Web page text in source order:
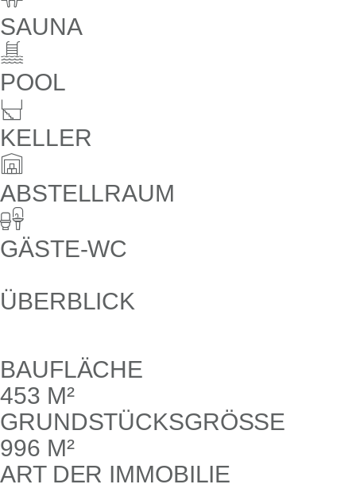
SAUNA
POOL
KELLER
ABSTELLRAUM
GÄSTE-WC
ÜBERBLICK
BAUFLÄCHE
453 M²
GRUNDSTÜCKSGRÖSSE
996 M²
ART DER IMMOBILIE